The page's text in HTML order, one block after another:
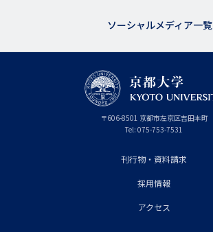
ソーシャルメディア一覧
〒606-8501 京
都
府
京都市左京区吉田本町
Tel: 075-753-7531
刊行物・資料請求
採用情報
アクセス